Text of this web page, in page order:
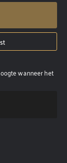
wanneer het